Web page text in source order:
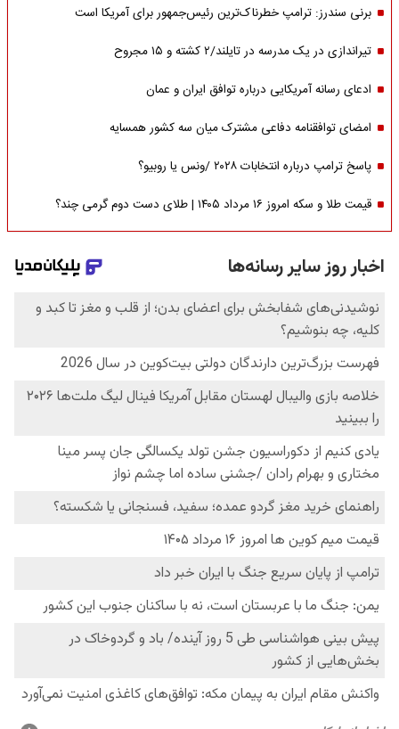
برنی سندرز: ترامپ خطرناک‌ترین رئیس‌جمهور برای آمریکا است
تیراندازی در یک مدرسه در تایلند/۲ کشته و ۱۵ مجروح
ادعای رسانه آمریکایی درباره توافق ایران و عمان
امضای توافقنامه دفاعی مشترک میان سه کشور همسایه
پاسخ ترامپ درباره انتخابات ۲۰۲۸ /ونس یا روبیو؟
قیمت طلا و سکه امروز ۱۶ مرداد ۱۴۰۵ | طلای دست دوم گرمی چند؟